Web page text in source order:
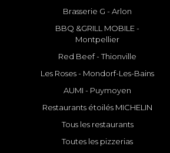
Brasserie G - Arlon
BBQ &GRILL MOBILE -
Montpellier
Red Beef - Thionville
Les Roses - Mondorf-Les-Bains
AUMI - Puymoyen
Restaurants étoilés MICHELIN
Tous les restaurants
Toutes les pizzerias